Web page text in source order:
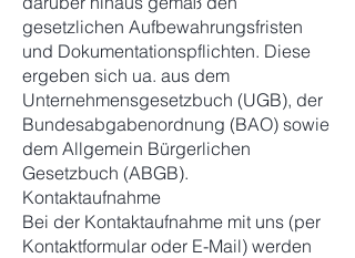
gesetzlichen Aufbewahrungsfristen
und Dokumentationspflichten. Diese
ergeben sich ua. aus dem
Unternehmensgesetzbuch (UGB), der
Bundesabgabenordnung (BAO) sowie
dem Allgemein Bürgerlichen
Gesetzbuch (ABGB).
Kontaktaufnahme
Bei der Kontaktaufnahme mit uns (per
Kontaktformular oder E-Mail) werden